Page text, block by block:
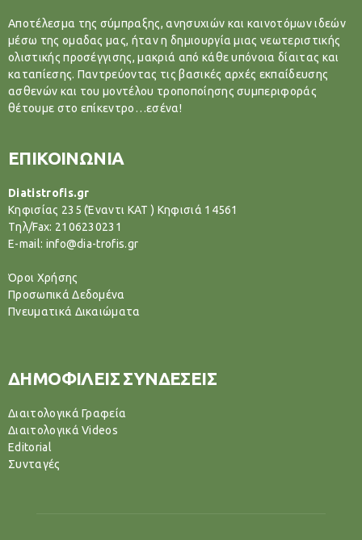
Αποτέλεσμα της σύμπραξης, ανησυχιών και καινοτόμων ιδεών
μέσω της ομαδας μας, ήταν η δημιουργία μιας νεωτεριστικής
ολιστικής προσέγγισης, μακριά από κάθε υπόνοια δίαιτας και
καταπίεσης. Παντρεύοντας τις βασικές αρχές εκπαίδευσης
ασθενών και του μοντέλου τροποποίησης συμπεριφοράς
θέτουμε στο επίκεντρο…εσένα!
ΕΠΙΚΟΙΝΩΝΙΑ
Diatistrofis.gr
Κηφισίας 235 (Έναντι ΚΑΤ ) Κηφισιά 14561
Tηλ/Fax: 2106230231
E-mail: info@dia-trofis.gr
Όροι Χρήσης
Προσωπικά Δεδομένα
Πνευματικά Δικαιώματα
ΔΗΜΟΦΙΛΕΙΣ ΣΥΝΔΕΣΕΙΣ
Διαιτολογικά Γραφεία
Διαιτολογικά Videos
Editorial
Συνταγές